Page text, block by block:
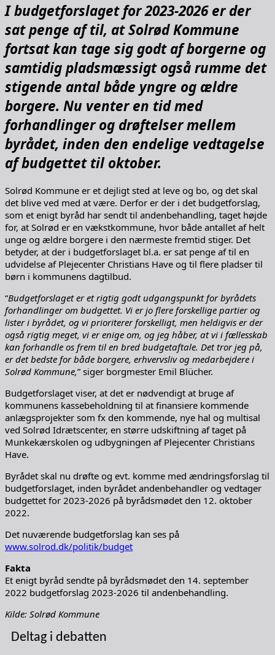
I budgetforslaget for 2023-2026 er der
sat penge af til, at Solrød Kommune
fortsat kan tage sig godt af borgerne og
samtidig pladsmæssigt også rumme det
stigende antal både yngre og ældre
borgere. Nu venter en tid med
forhandlinger og drøftelser mellem
byrådet, inden den endelige vedtagelse
af budgettet til oktober.
Solrød Kommune er et dejligt sted at leve og bo, og det skal
det blive ved med at være. Derfor er der i det budgetforslag,
som et enigt byråd har sendt til andenbehandling, taget højde
for, at Solrød er en vækstkommune, hvor både antallet af helt
unge og ældre borgere i den nærmeste fremtid stiger. Det
betyder, at der i budgetforslaget bl.a. er sat penge af til en
udvidelse af Plejecenter Christians Have og til flere pladser til
børn i kommunens dagtilbud.
“Budgetforslaget er et rigtig godt udgangspunkt for byrådets
forhandlinger om budgettet. Vi er jo flere forskellige partier og
lister i byrådet, og vi prioriterer forskelligt, men heldigvis er der
også rigtig meget, vi er enige om, og jeg håber, at vi i fællesskab
kan forhandle os frem til en bred budgetaftale. Det tror jeg på,
er det bedste for både borgere, erhvervsliv og medarbejdere i
Solrød Kommune,” siger borgmester Emil Blücher.
Budgetforslaget viser, at det er nødvendigt at bruge af
kommunens kassebeholdning til at finansiere kommende
anlægsprojekter som fx den kommende, nye hal og multisal
ved Solrød Idrætscenter, en større udskiftning af taget på
Munkekærskolen og udbygningen af Plejecenter Christians
Have.
Byrådet skal nu drøfte og evt. komme med ændringsforslag til
budgetforslaget, inden byrådet andenbehandler og vedtager
budgettet for 2023-2026 på byrådsmødet den 12. oktober
2022.
Det nuværende budgetforslag kan ses på
www.solrod.dk/politik/budget
Fakta
Et enigt byråd sendte på byrådsmødet den 14. september
2022 budgetforslag 2023-2026 til andenbehandling.
Kilde: Solrød Kommune
Deltag i debatten